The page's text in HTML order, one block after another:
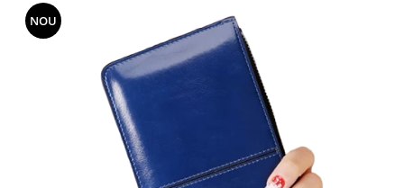
personala
Articole Sanatate & Wellness
Cosmetice & Produse ingrijire
Parfumuri cu feromoni
Produse albire si curatare dinti
NOU